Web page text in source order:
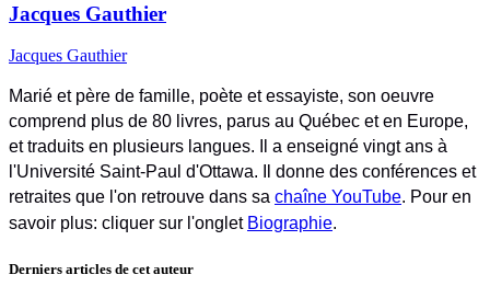
Jacques Gauthier
Jacques Gauthier
Marié et père de famille, poète et essayiste, son oeuvre
comprend plus de 80 livres, parus au Québec et en Europe,
et traduits en plusieurs langues. Il a enseigné vingt ans à
l'Université Saint-Paul d'Ottawa. Il donne des conférences et
retraites que l'on retrouve dans sa chaîne YouTube. Pour en
savoir plus: cliquer sur l'onglet Biographie.
Derniers articles de cet auteur